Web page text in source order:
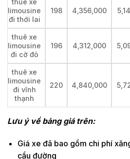
thuê xe
limousine
đi thới lai
198 4,356,000
thuê xe
limousine
đi cờ đỏ
196 4,312,000
thuê xe
limousine
đi vĩnh
thạnh
220 4,840,000
Lưu ý về bảng giá trên:
Giá xe đã bao gồm chi phí
cầu đường